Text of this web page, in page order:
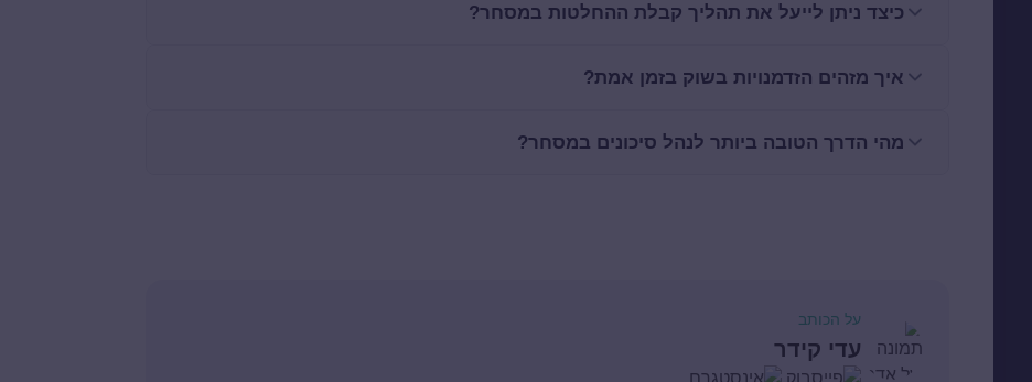
כיצד ניתן לייעל את תהליך קבלת ההחלטות במסחר?
איך מזהים הזדמנויות בשוק בזמן אמת?
מהי הדרך הטובה ביותר לנהל סיכונים במסחר?
על הכותב
עדי קידר